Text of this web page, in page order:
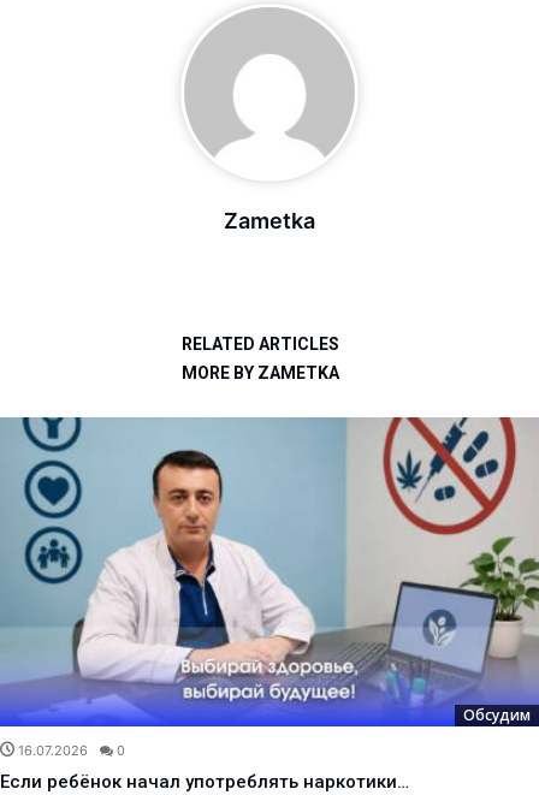
Zametka
RELATED ARTICLES
MORE BY ZAMETKA
Обсудим
16.07.2026 0
Если ребёнок начал употреблять наркотики…